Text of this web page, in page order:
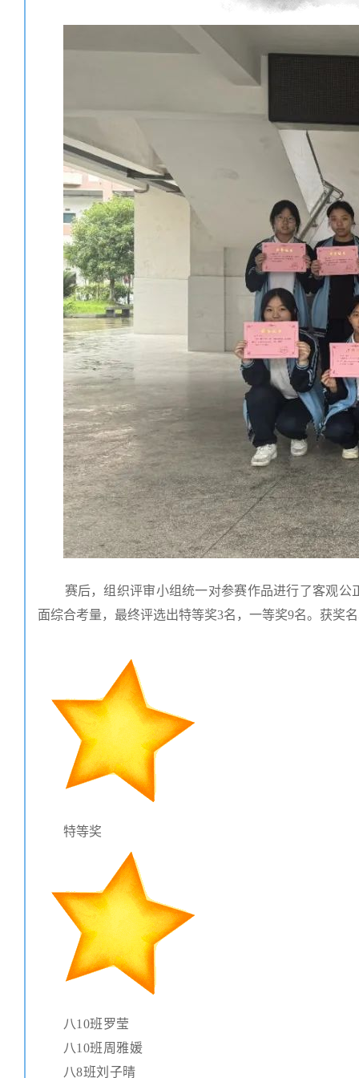
赛后，组织评审小组统一对参赛作品进行了客观
面综合考量，最终评选出特等奖3名，一等奖9名。获奖
特等奖
八10班罗莹
八10班周雅媛
八8班刘子晴